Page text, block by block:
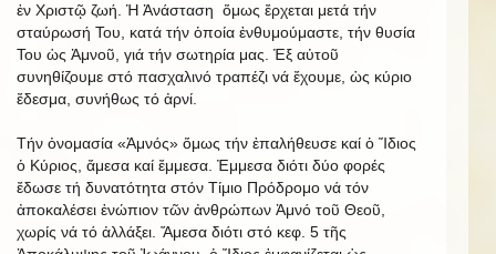
ἐν Χριστῷ ζωή. Ἡ Ἀνάσταση ὅμως ἔρχεται μετά τήν
σταύρωσή Του, κατά τήν ὁποία ἐνθυμούμαστε, τήν θυσία
Του ὡς Ἀμνοῦ, γιά τήν σωτηρία μας. Ἐξ αὐτοῦ
συνηθίζουμε στό πασχαλινό τραπέζι νά ἔχουμε, ὡς κύριο
ἔδεσμα, συνήθως τό ἀρνί.
Τήν ὀνομασία «Ἀμνός» ὅμως τήν ἐπαλήθευσε καί ὁ Ἴδιος
ὁ Κύριος, ἄμεσα καί ἔμμεσα. Ἐμμεσα διότι δύο φορές
ἔδωσε τή δυνατότητα στόν Τίμιο Πρόδρομο νά τόν
ἀποκαλέσει ἐνώπιον τῶν ἀνθρώπων Ἀμνό τοῦ Θεοῦ,
χωρίς νά τό ἀλλάξει. Ἄμεσα διότι στό κεφ. 5 τῆς